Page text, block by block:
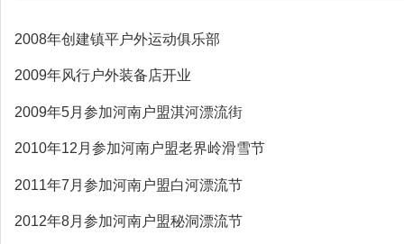
2008年创建镇平户外运动俱乐部
2009年风行户外装备店开业
2009年5月参加河南户盟淇河漂流街
2010年12月参加河南户盟老界岭滑雪节
2011年7月参加河南户盟白河漂流节
2012年8月参加河南户盟秘洞漂流节